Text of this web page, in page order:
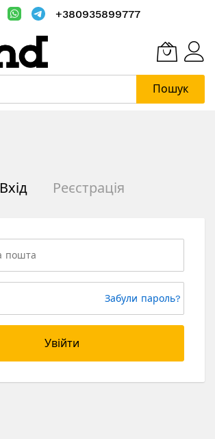
+380935899777
Пошук
Вхід Реєстрація
Забули пароль?
Увійти